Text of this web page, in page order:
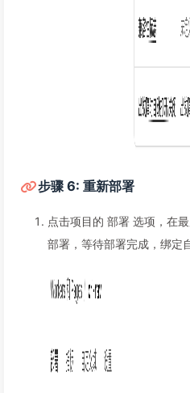
步骤 6: 重新部署
点击项目的 部署 选项，在
部署，等待部署完成，绑定